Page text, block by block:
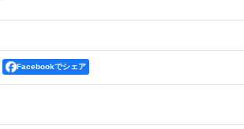
Facebookでシェア